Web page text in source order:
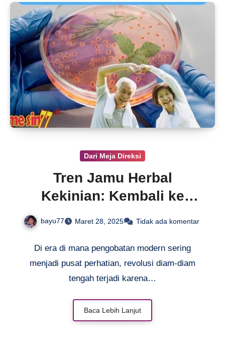
Dari Meja Direksi
Tren Jamu Herbal
Kekinian: Kembali ke
Alam, Gaya Hidup Sehat
bayu77 Maret 28, 2025 Tidak ada komentar
Di era di mana pengobatan modern sering
menjadi pusat perhatian, revolusi diam-diam
tengah terjadi karena…
Baca Lebih Lanjut